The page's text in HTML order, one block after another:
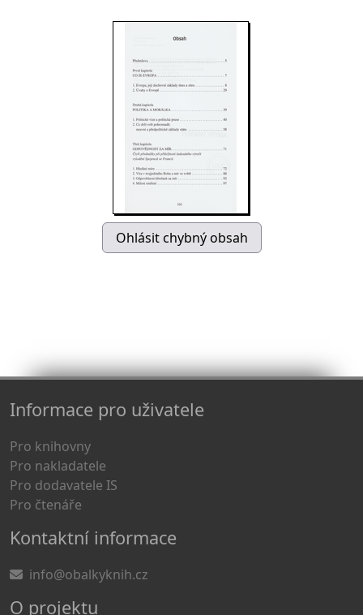
Informace pro uživatele
Pro knihovny
Pro nakladatele
Pro dodavatele IS
Pro čtenáře
Kontaktní informace
info@obalkyknih.cz
O projektu